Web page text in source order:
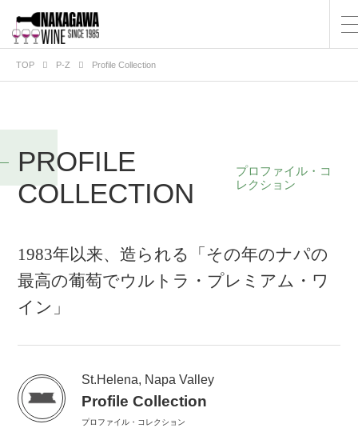
TOP P-Z Profile Collection
PROFILE
COLLECTION
プロファイル・コ
レクション
1983年以来、造られる「その年のナパの
最高の葡萄でウルトラ・プレミアム・ワ
イン」
St.Helena, Napa Valley
Profile Collection
プロファイル・コレクション